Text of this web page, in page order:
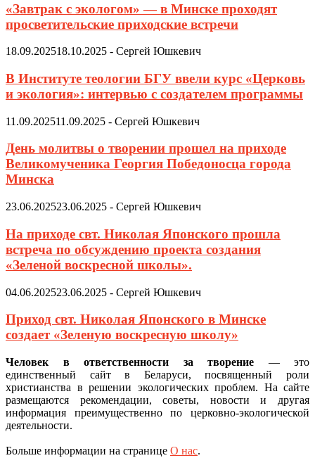
«Завтрак с экологом» — в Минске проходят
просветительские приходские встречи
18.09.202518.10.2025 - Сергей Юшкевич
В Институте теологии БГУ ввели курс «Церковь
и экология»: интервью с создателем программы
11.09.202511.09.2025 - Сергей Юшкевич
День молитвы о творении прошел на приходе
Великомученика Георгия Победоносца города
Минска
23.06.202523.06.2025 - Сергей Юшкевич
На приходе свт. Николая Японского прошла
встреча по обсуждению проекта создания
«Зеленой воскресной школы».
04.06.202523.06.2025 - Сергей Юшкевич
Приход свт. Николая Японского в Минске
создает «Зеленую воскресную школу»
Человек в ответственности за творение — это
единственный сайт в Беларуси, посвященный роли
христианства в решении экологических проблем. На сайте
размещаются рекомендации, советы, новости и другая
информация преимущественно по церковно-экологической
деятельности.
Больше информации на странице О нас.